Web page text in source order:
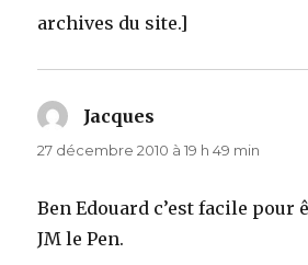
archives du site.]
Jacques
27 décembre 2010 à 19 h 49 min
Ben Edouard c’est facile pour
JM le Pen.